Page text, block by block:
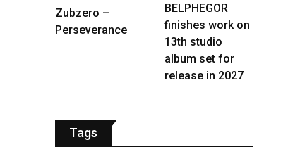
Zubzero –
Perseverance
BELPHEGOR
finishes work on
13th studio
album set for
release in 2027
Tags